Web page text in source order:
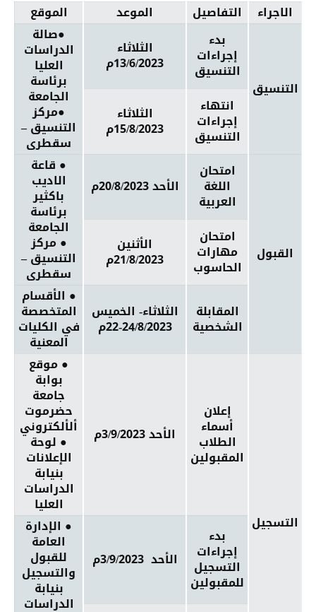
الاجراء التفاصيل الموعد الموقع
التنسيق
بدء
إجراءات
التنسيق
الثلاثاء
13/6/2023م
●صالة
الدراسات
العليا
برئاسة
الجامعة
●مركز
التنسيق –
سقطرى
انتهاء
إجراءات
التنسيق
الثلاثاء
15/8/2023م
القبول
امتحان
اللغة
العربية
الأحد 20/8/2023م
● قاعة
الاديب
باكثير
برئاسة
الجامعة
● مركز
التنسيق –
سقطرى
امتحان
مهارات
الحاسوب
الأثنين
21/8/2023م
المقابلة
الشخصية
الثلاثاء- الخميس
22-24/8/2023م
● الأقسام
المتخصصة
في الكليات
المعنية
التسجيل
إعلان
أسماء
الطلاب
المقبولين
الأحد 3/9/2023م
● موقع
بوابة
جامعة
حضرموت
ألألكتروني
● لوحة
الإعلانات
بنيابة
الدراسات
العليا
بدء
إجراءات
التسجيل
للمقبولين
الأحد 3/9/2023م
● الإدارة
العامة
للقبول
والتسجيل
بنيابة
الدراسات